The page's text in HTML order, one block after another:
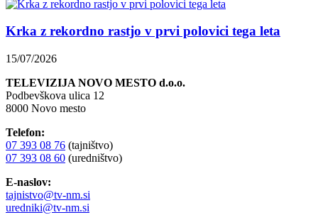
Krka z rekordno rastjo v prvi polovici tega leta
15/07/2026
TELEVIZIJA NOVO MESTO d.o.o.
Podbevškova ulica 12
8000 Novo mesto
Telefon:
07 393 08 76 (tajništvo)
07 393 08 60 (uredništvo)
E-naslov:
tajnistvo@tv-nm.si
uredniki@tv-nm.si